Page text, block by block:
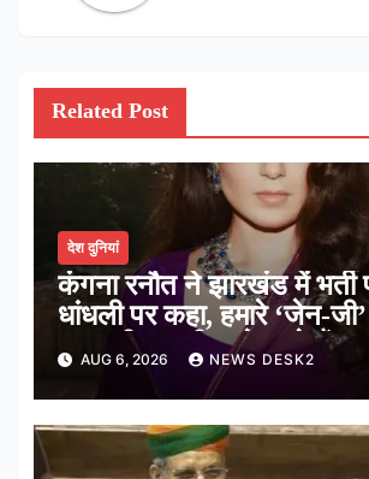
Related Post
देश दुनियां
कंगना रनौत ने झारखंड में भर्ती
धांधली पर कहा, हमारे ‘जेन-
तरह की तकलीफ झेल रहे हैं
AUG 6, 2026 NEWS DESK2